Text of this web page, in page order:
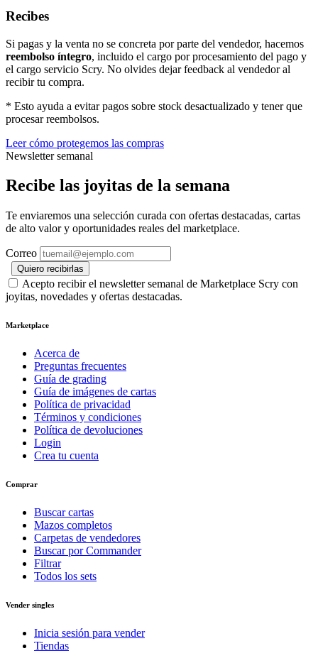
Recibes
Si pagas y la venta no se concreta por parte del vendedor, hacemos
reembolso íntegro, incluido el cargo por procesamiento del pago y
el cargo servicio Scry. No olvides dejar feedback al vendedor al
recibir tu compra.
* Esto ayuda a evitar pagos sobre stock desactualizado y tener que
procesar reembolsos.
Leer cómo protegemos las compras
Newsletter semanal
Recibe las joyitas de la semana
Te enviaremos una selección curada con ofertas destacadas, cartas
de alto valor y oportunidades reales del marketplace.
Correo
Quiero recibirlas
Acepto recibir el newsletter semanal de Marketplace Scry con
joyitas, novedades y ofertas destacadas.
Marketplace
Acerca de
Preguntas frecuentes
Guía de grading
Guía de imágenes de cartas
Política de privacidad
Términos y condiciones
Política de devoluciones
Login
Crea tu cuenta
Comprar
Buscar cartas
Mazos completos
Carpetas de vendedores
Buscar por Commander
Filtrar
Todos los sets
Vender singles
Inicia sesión para vender
Tiendas